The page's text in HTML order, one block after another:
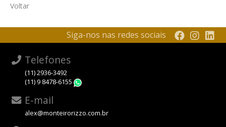
Voltar
Siga-nos nas redes sociais
Telefones
(11) 2936-3492
(11) 9 8478-6155
E-mail
alex@monteirorizzo.com.br